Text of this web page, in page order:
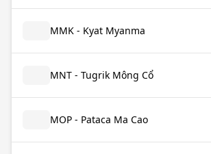
MMK - Kyat Myanma
MNT - Tugrik Mông Cổ
MOP - Pataca Ma Cao